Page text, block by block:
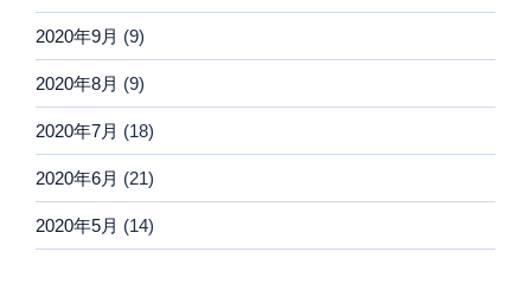
2020年9月 (9)
2020年8月 (9)
2020年7月 (18)
2020年6月 (21)
2020年5月 (14)